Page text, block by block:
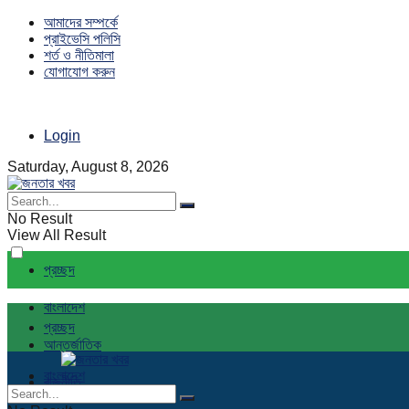
আমাদের সম্পর্কে
প্রাইভেসি পলিসি
শর্ত ও নীতিমালা
যোগাযোগ করুন
Login
Saturday, August 8, 2026
No Result
View All Result
প্রচ্ছদ
বাংলাদেশ
আন্তর্জাতিক
রাজনীতি
প্রচ্ছদ
বাংলাদেশ